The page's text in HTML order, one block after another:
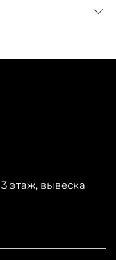
этаж, вывеска